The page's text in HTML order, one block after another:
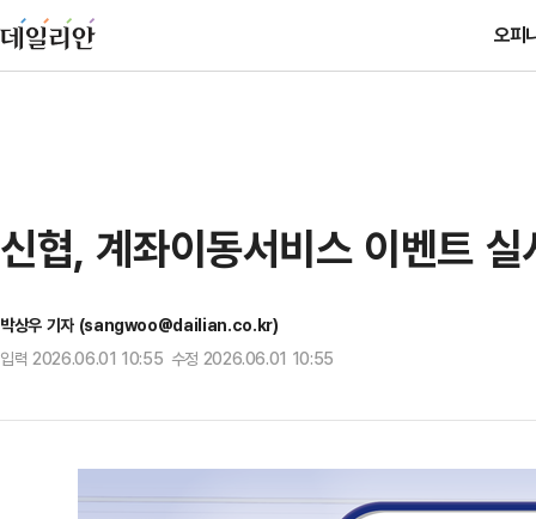
오피
신협, 계좌이동서비스 이벤트
박상우 기자 (sangwoo@dailian.co.kr)
입력 2026.06.01 10:55 수정 2026.06.01 10:55